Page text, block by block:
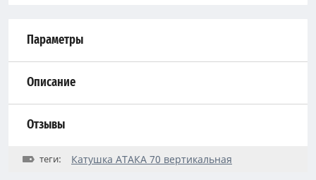
Параметры
Описание
Отзывы
теги: Катушка АТАКА 70 вертикальная